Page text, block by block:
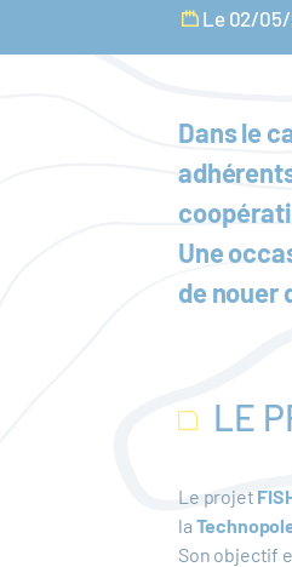
Le 02/05/
Dans le
Une
de nouer
LE
Le projet
la
Son objectif